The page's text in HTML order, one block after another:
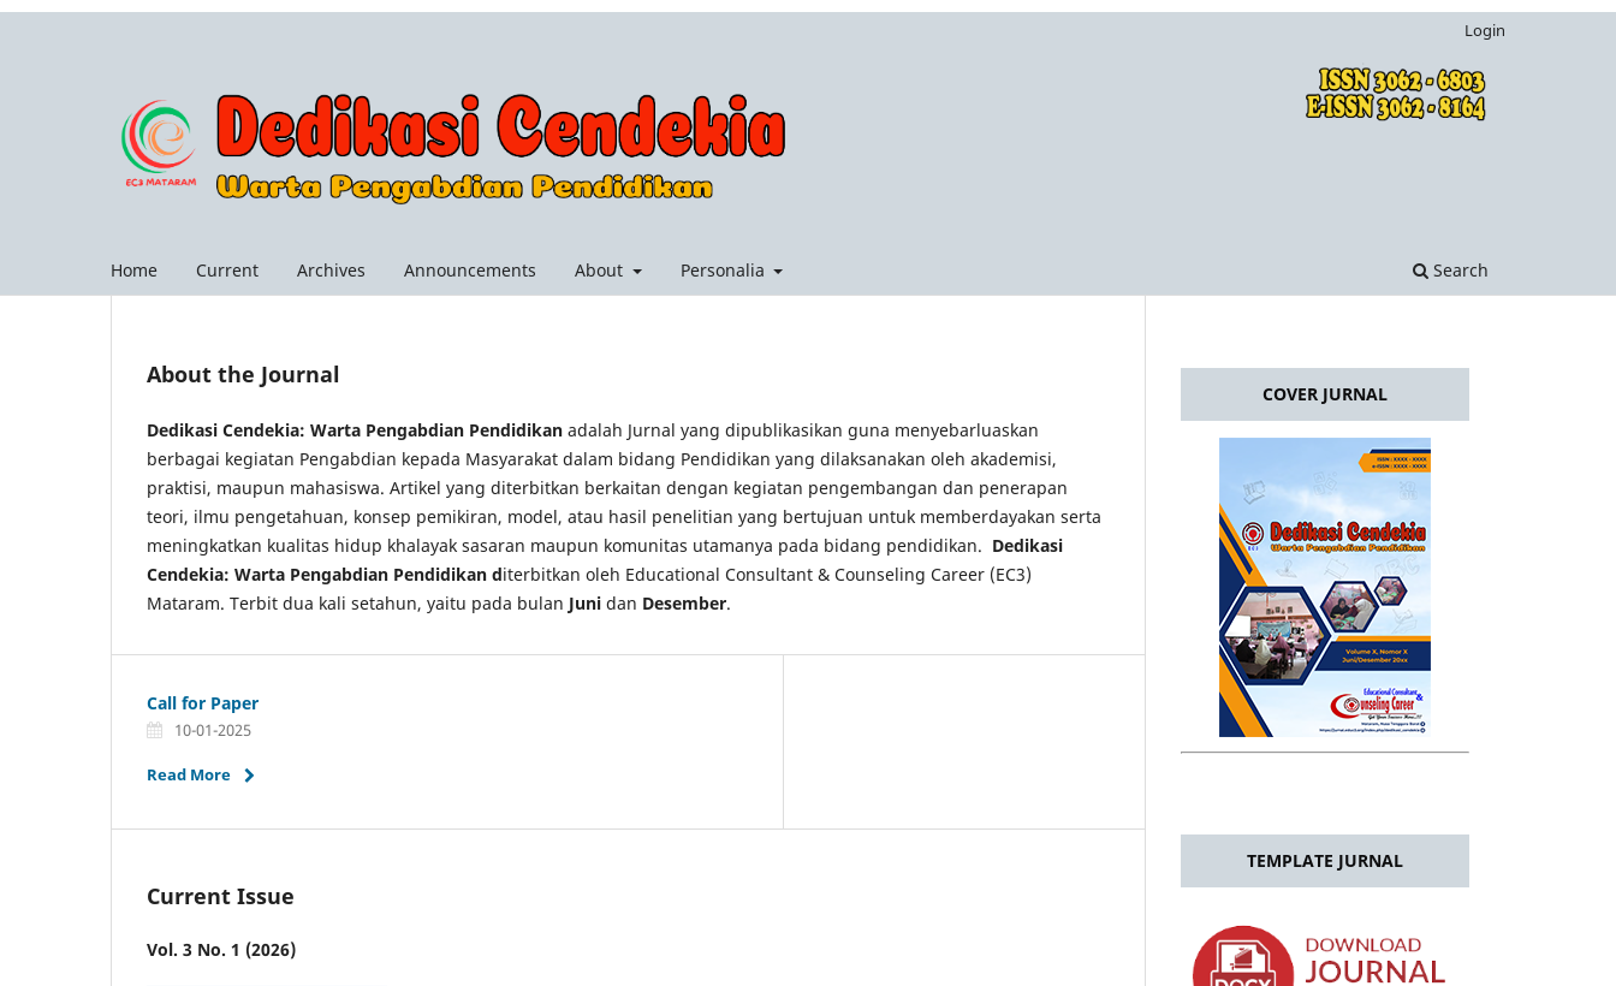
Home Current Archives Announcements About Personalia Search
Login
About the Journal
Dedikasi Cendekia: Warta Pengabdian Pendidikan adalah Jurnal yang dipublikasikan guna menyebarluaskan
berbagai kegiatan Pengabdian kepada Masyarakat dalam bidang Pendidikan yang dilaksanakan oleh akademisi,
praktisi, maupun mahasiswa. Artikel yang diterbitkan berkaitan dengan kegiatan pengembangan dan penerapan
teori, ilmu pengetahuan, konsep pemikiran, model, atau hasil penelitian yang bertujuan untuk memberdayakan serta
meningkatkan kualitas hidup khalayak sasaran maupun komunitas utamanya pada bidang pendidikan. Dedikasi
Cendekia: Warta Pengabdian Pendidikan diterbitkan oleh Educational Consultant & Counseling Career (EC3)
Mataram. Terbit dua kali setahun, yaitu pada bulan Juni dan Desember.
Call for Paper
10-01-2025
Read More
Current Issue
Vol. 3 No. 1 (2026)
COVER JURNAL
TEMPLATE JURNAL